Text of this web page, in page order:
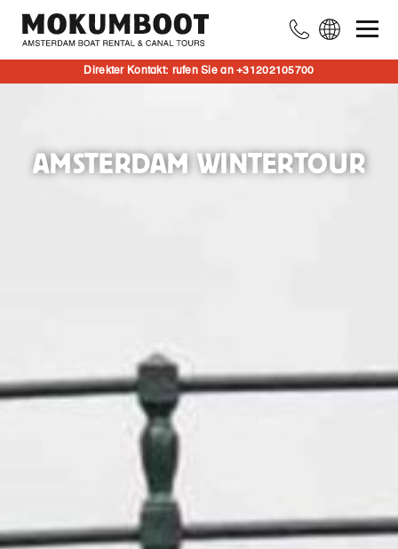
Direkter Kontakt: rufen Sie an +31202105700
AMSTERDAM WINTERTOUR